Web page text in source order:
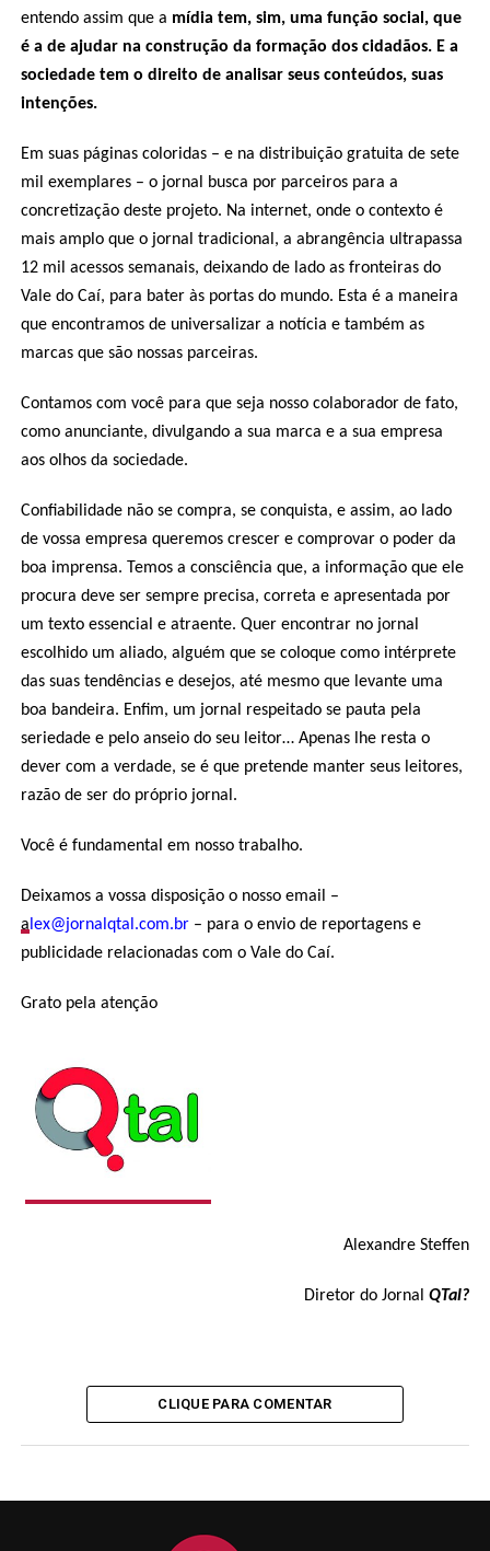
entendo assim que a mídia tem, sim, uma função social, que
é a de ajudar na construção da formação dos cidadãos. E a
sociedade tem o direito de analisar seus conteúdos, suas
intenções.
Em suas páginas coloridas – e na distribuição gratuita de sete
mil exemplares – o jornal busca por parceiros para a
concretização deste projeto. Na internet, onde o contexto é
mais amplo que o jornal tradicional, a abrangência ultrapassa
12 mil acessos semanais, deixando de lado as fronteiras do
Vale do Caí, para bater às portas do mundo. Esta é a maneira
que encontramos de universalizar a notícia e também as
marcas que são nossas parceiras.
Contamos com você para que seja nosso colaborador de fato,
como anunciante, divulgando a sua marca e a sua empresa
aos olhos da sociedade.
Confiabilidade não se compra, se conquista, e assim, ao lado
de vossa empresa queremos crescer e comprovar o poder da
boa imprensa. Temos a consciência que, a informação que ele
procura deve ser sempre precisa, correta e apresentada por
um texto essencial e atraente. Quer encontrar no jornal
escolhido um aliado, alguém que se coloque como intérprete
das suas tendências e desejos, até mesmo que levante uma
boa bandeira. Enfim, um jornal respeitado se pauta pela
seriedade e pelo anseio do seu leitor… Apenas lhe resta o
dever com a verdade, se é que pretende manter seus leitores,
razão de ser do próprio jornal.
Você é fundamental em nosso trabalho.
Deixamos a vossa disposição o nosso email –
a lex@jornalqtal.com.br– para o envio de reportagens e
publicidade relacionadas com o Vale do Caí.
Grato pela atenção
Alexandre Steffen
Diretor do Jornal QTal?
CLIQUE PARA COMENTAR